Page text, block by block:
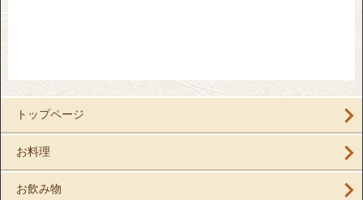
トップページ
お料理
お飲み物